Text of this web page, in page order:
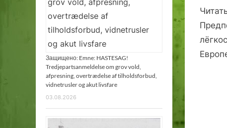
Защищено: Emne: HASTESAG!
Tredjepartsanmeldelse om grov vold,
afpresning, overtrædelse af tilholdsforbud,
vidnetrusler og akut livsfare
03.08.2026